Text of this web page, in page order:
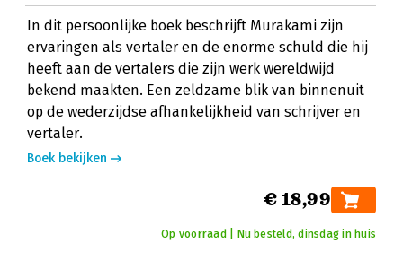
In dit persoonlijke boek beschrijft Murakami zijn
ervaringen als vertaler en de enorme schuld die hij
heeft aan de vertalers die zijn werk wereldwijd
bekend maakten. Een zeldzame blik van binnenuit
op de wederzijdse afhankelijkheid van schrijver en
vertaler.
Boek bekijken
€ 18,99
Op voorraad | Nu besteld, dinsdag in huis